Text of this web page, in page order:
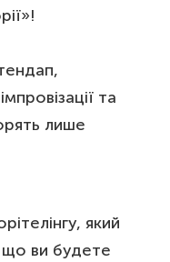
та
лише
який
що ви будете